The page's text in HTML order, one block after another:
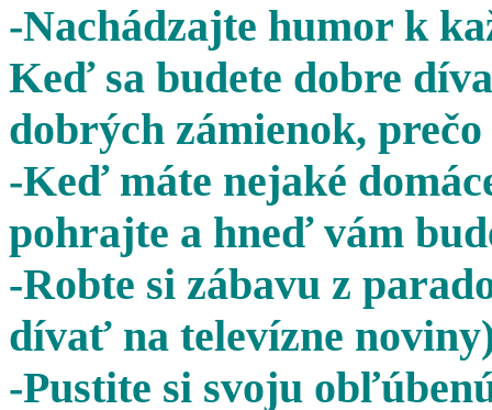
-Nachádzajte humor k
Keď sa budete dobre
dobrých zámienok,
-Keď máte nejaké
pohrajte a hneď vám
-Robte si zábavu z
dívať na televízne
-Pustite si svoju